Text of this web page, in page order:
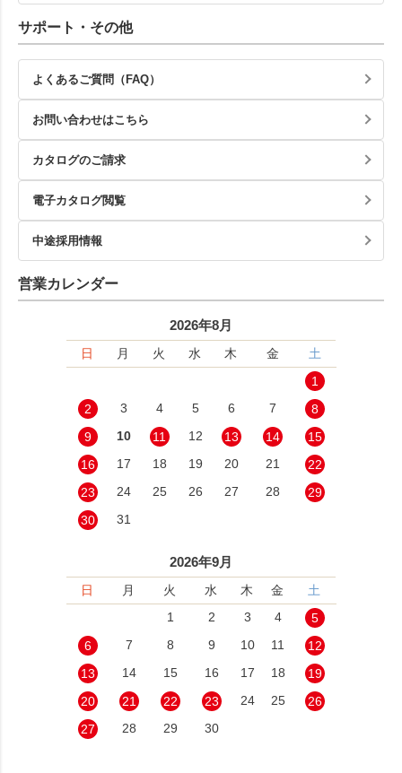
サポート・その他
よくあるご質問（FAQ）
お問い合わせはこちら
カタログのご請求
電子カタログ閲覧
中途採用情報
営業カレンダー
2026年8月
日 月 火 水 木 金
土
1
2
3 4 5 6 7
8
9
10 11 12 13 14
15
16
17 18 19 20 21
22
23
24 25 26 27 28
29
30
31
2026年9月
日 月 火 水 木 金
土
1
2 3 4
5
6
7 8 9 10 11
12
13
14 15 16 17 18
19
20
21 22 23 24 25
26
27
28 29 30